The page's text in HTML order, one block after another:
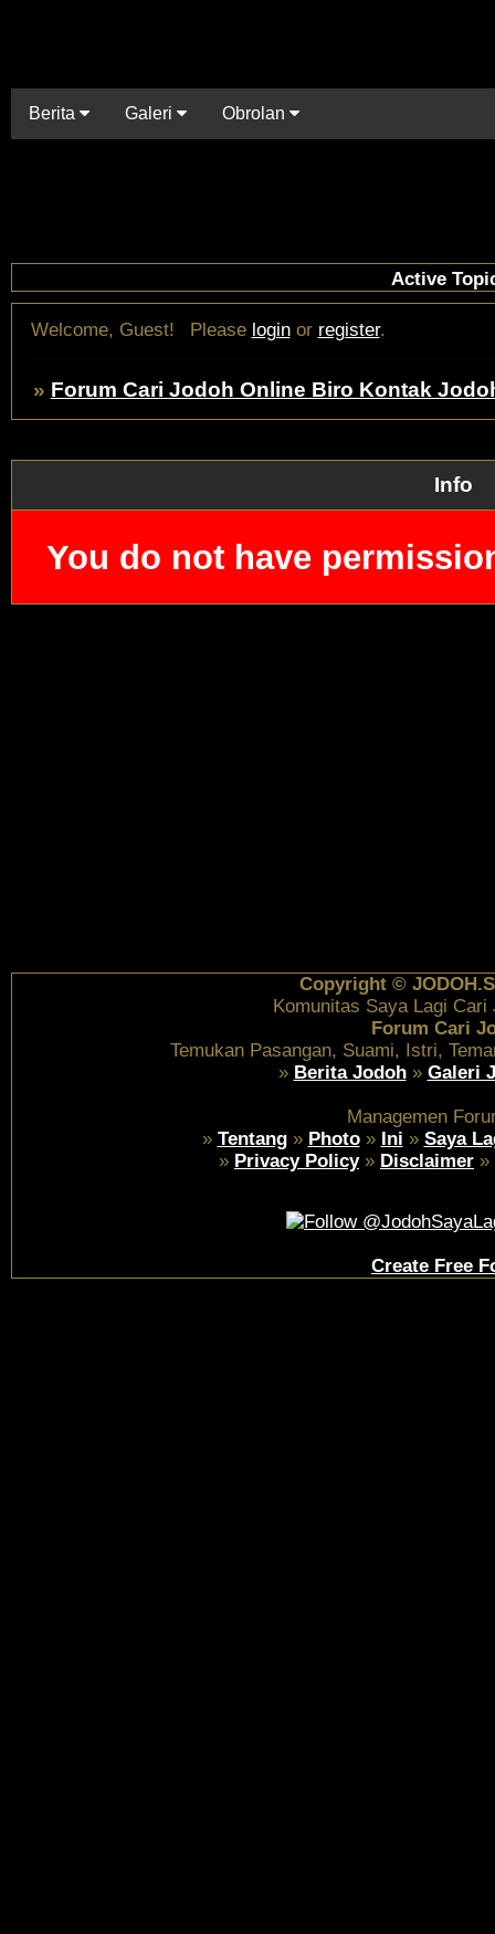
Berita Galeri Obrolan
Active
Welcome, Guest! Please loginor register.
» Forum Cari Jodoh Online Biro Kontak
Info
You do not have
Copyright ©
Komunitas Saya Lagi Cari
Forum Cari
Temukan Pasangan, Suami, Istri,
» Berita Jodoh» Galeri
Managemen
» Tentang» Photo» Ini » Saya
» Privacy Policy» Disclaimer »
Create Free